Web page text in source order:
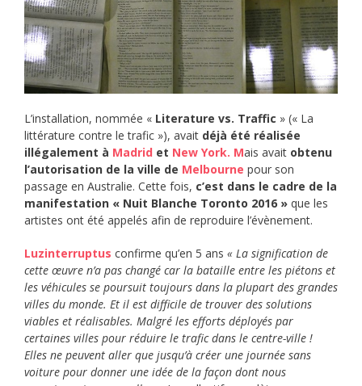
L’installation, nommée « Literature vs. Traffic » (« La
littérature contre le trafic »), avait déjà été réalisée
illégalement à Madrid et New York. Mais avait obtenu
l’autorisation de la ville de Melbourne pour son
passage en Australie. Cette fois, c’est dans le cadre de la
manifestation « Nuit Blanche Toronto 2016 » que les
artistes ont été appelés afin de reproduire l’évènement.
Luzinterruptus confirme qu’en 5 ans « La signification de
cette œuvre n’a pas changé car la bataille entre les piétons et
les véhicules se poursuit toujours dans la plupart des grandes
villes du monde. Et il est difficile de trouver des solutions
viables et réalisables. Malgré les efforts déployés par
certaines villes pour réduire le trafic dans le centre-ville !
Elles ne peuvent aller que jusqu’à créer une journée sans
voiture pour donner une idée de la façon dont nous